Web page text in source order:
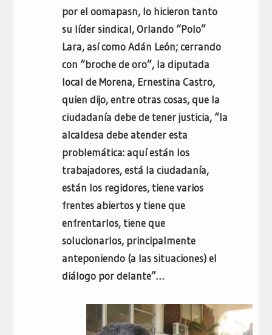
por el oomapasn, lo hicieron tanto
su líder sindical, Orlando “Polo”
Lara, así como Adán León; cerrando
con “broche de oro”, la diputada
local de Morena, Ernestina Castro,
quien dijo, entre otras cosas, que la
ciudadanía debe de tener justicia, “la
alcaldesa debe atender esta
problemática: aquí están los
trabajadores, está la ciudadanía,
están los regidores, tiene varios
frentes abiertos y tiene que
enfrentarlos, tiene que
solucionarlos, principalmente
anteponiendo (a las situaciones) el
diálogo por delante”…